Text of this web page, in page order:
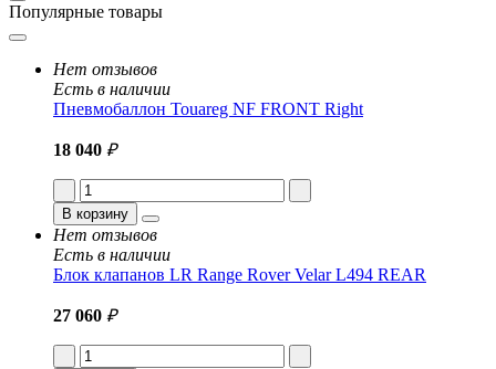
Популярные товары
Нет отзывов
Есть в наличии
Пневмобаллон Touareg NF FRONT Right
18 040 ₽
В корзину
Нет отзывов
Есть в наличии
Блок клапанов LR Range Rover Velar L494 REAR
27 060 ₽